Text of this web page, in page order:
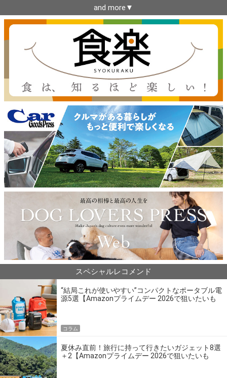
and more▼
スペシャルレコメンド
“結局これが使いやすい”コンパクトなポータブル電
源5選【Amazonプライムデー 2026で狙いたいも
コラム
夏休み直前！旅行に持って行きたいガジェット8選
＋2【Amazonプライムデー 2026で狙いたいも